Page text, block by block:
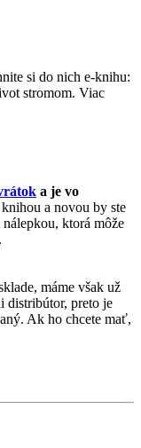
si do nich e-knihu:
stromom. Viac
a je vo
a novou by ste
ktorá môže
máme však už
distribútor, preto je
Ak ho chcete mať,